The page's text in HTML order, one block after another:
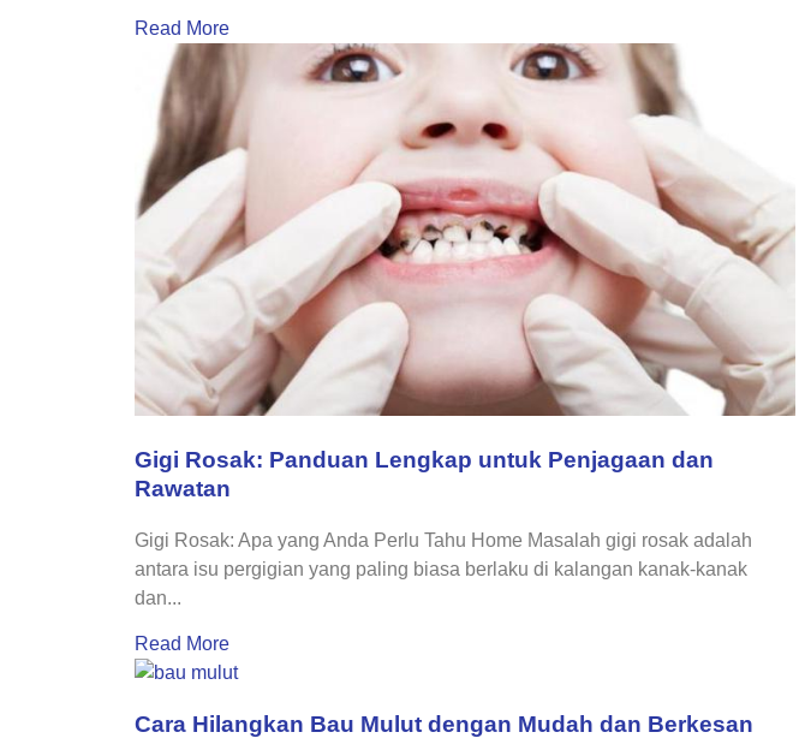
Read More
Gigi Rosak: Panduan Lengkap untuk Penjagaan dan
Rawatan
Gigi Rosak: Apa yang Anda Perlu Tahu Home Masalah gigi rosak adalah
antara isu pergigian yang paling biasa berlaku di kalangan kanak-kanak
dan...
Read More
Cara Hilangkan Bau Mulut dengan Mudah dan Berkesan